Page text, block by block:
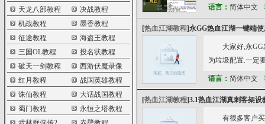
天龙八部教程
决战教程
机战教程
墨香教程
征途教程
海盗王教程
三国OL教程
投名状教程
破天一剑教程
西游伏魔录像
红月教程
战国英雄教程
诛仙教程
大话战国教程
蜀门教程
永恒之塔教程
语言： 简体中文
[热血江湖教程]永GG热血江湖一键端
大家好,永
为垃圾配置.一定
语言： 简体中文
[热血江湖教程]3.1热血江湖真刺客架设
有很多客户